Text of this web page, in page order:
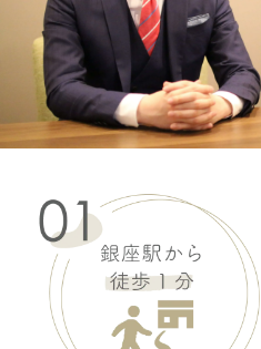
ALINA アリナ
オクサーナムハ
オクサーナムハ
AMANDA アマンダ